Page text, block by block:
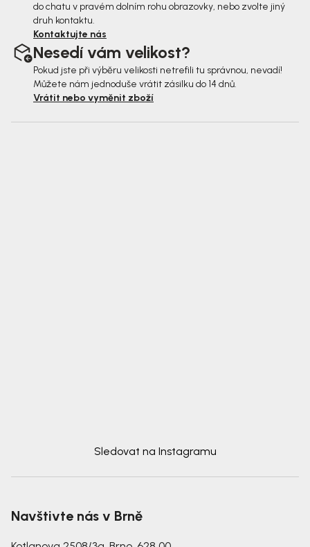
do chatu v pravém dolním rohu obrazovky, nebo zvolte jiný
druh kontaktu.
Kontaktujte nás
Nesedí vám velikost?
Pokud jste při výběru velikosti netrefili tu správnou, nevadí!
Můžete nám jednoduše vrátit zásilku do 14 dnů.
Vrátit nebo vyměnit zboží
Sledovat na Instagramu
Navštivte nás v Brně